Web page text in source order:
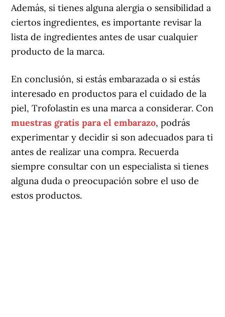
Además, si tienes alguna alergia o sensibilidad a
ciertos ingredientes, es importante revisar la
lista de ingredientes antes de usar cualquier
producto de la marca.
En conclusión, si estás embarazada o si estás
interesado en productos para el cuidado de la
piel, Trofolastin es una marca a considerar. Con
muestras gratis para el embarazo, podrás
experimentar y decidir si son adecuados para ti
antes de realizar una compra. Recuerda
siempre consultar con un especialista si tienes
alguna duda o preocupación sobre el uso de
estos productos.